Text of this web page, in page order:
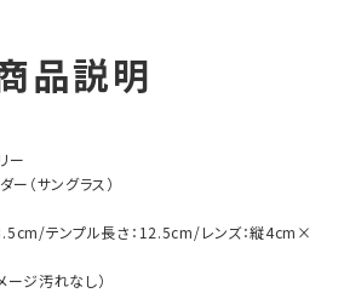
品説明
ー
（サングラス）
テンプル長さ：12.5cm/レンズ：縦4cm×
ジ汚れなし）